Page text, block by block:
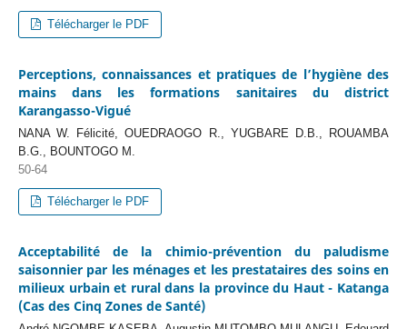
Télécharger le PDF
Perceptions, connaissances et pratiques de l’hygiène des
mains dans les formations sanitaires du district
Karangasso-Vigué
NANA W. Félicité, OUEDRAOGO R., YUGBARE D.B., ROUAMBA
B.G., BOUNTOGO M.
50-64
Télécharger le PDF
Acceptabilité de la chimio-prévention du paludisme
saisonnier par les ménages et les prestataires des soins en
milieux urbain et rural dans la province du Haut - Katanga
(Cas des Cinq Zones de Santé)